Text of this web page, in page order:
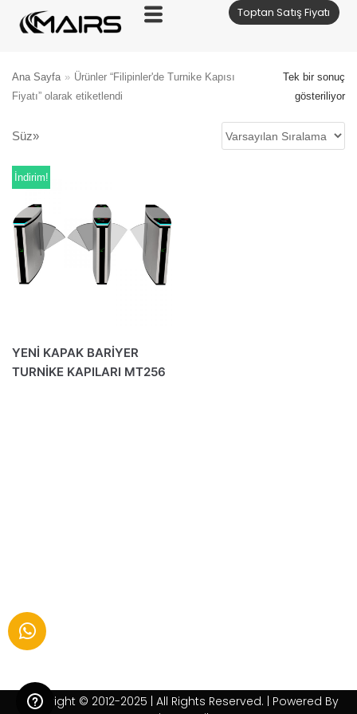
İçeriğe
geç
Toptan Satış Fiyatı
Ana Sayfa » Ürünler “Filipinler'de Turnike Kapısı
Fiyatı” olarak etiketlendi
Tek bir sonuç
gösteriliyor
Süz»
İndirim!
YENİ KAPAK BARİYER
TURNİKE KAPILARI MT256
Copyright © 2012-2025 | All Rights Reserved. | Powered By